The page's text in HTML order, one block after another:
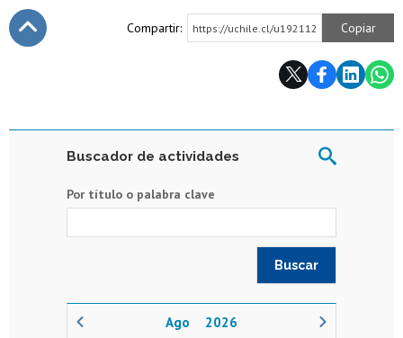
Compartir: https://uchile.cl/u192112 Copiar
Buscador de actividades
Por título o palabra clave
2026